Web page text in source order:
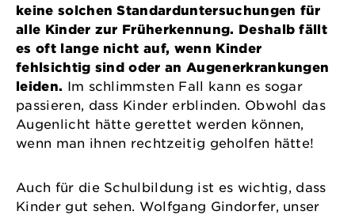
keine solchen Standarduntersuchungen für
alle Kinder zur Früherkennung. Deshalb fällt
es oft lange nicht auf, wenn Kinder
fehlsichtig sind oder an Augenerkrankungen
leiden. Im schlimmsten Fall kann es sogar
passieren, dass Kinder erblinden. Obwohl das
Augenlicht hätte gerettet werden können,
wenn man ihnen rechtzeitig geholfen hätte!
Auch für die Schulbildung ist es wichtig, dass
Kinder gut sehen. Wolfgang Gindorfer, unser